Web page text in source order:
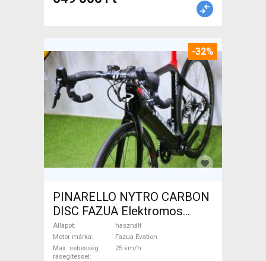
-32%
PINARELLO NYTRO CARBON
DISC FAZUA Elektromos
Országúti / Gravel Fazua
Evation használt ELADÓ
Állapot
használt
Motor márka
Fazua Evation
Max. sebesség
rásegítéssel
25 km/h